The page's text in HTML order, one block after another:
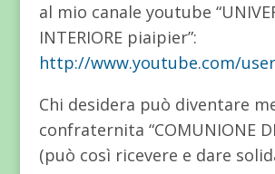
al mio canale youtube
INTERIORE piaipier”:
http://www.youtube.com/
Chi desidera può diventare
confraternita “COMUNIONE
(può così ricevere e dare